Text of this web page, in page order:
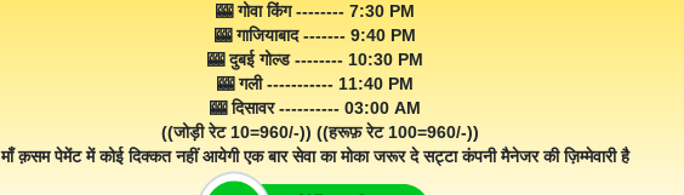
🎰 गोवा किंग -------- 7:30 PM
🎰 गाजियाबाद ------- 9:40 PM
🎰 दुबई गोल्ड -------- 10:30 PM
🎰 गली ----------- 11:40 PM
🎰 दिसावर ---------- 03:00 AM
((जोड़ी रेट 10=960/-)) ((हरूफ़ रेट 100=960/-))
माँ क़सम पेमेंट में कोई दिक्कत नहीं आयेगी एक बार सेवा का मोका जरूर दे सट्टा कंपनी मैनेजर की ज़िम्मेवारी है